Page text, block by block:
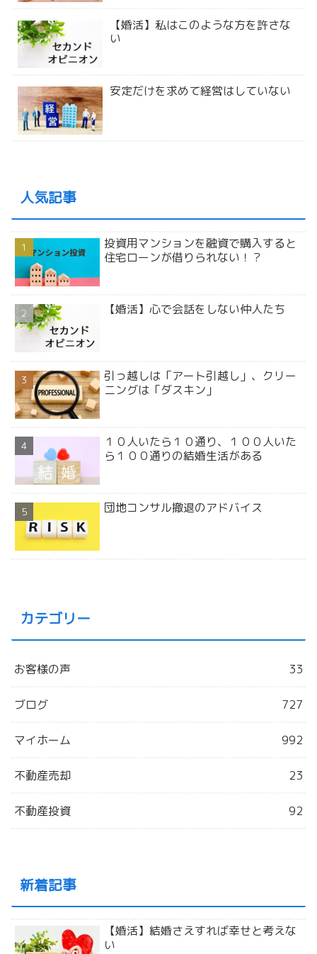
【婚活】私はこのような方を許さな
い
安定だけを求めて経営はしていない
人気記事
投資用マンションを融資で購入すると
住宅ローンが借りられない！？
【婚活】心で会話をしない仲人たち
引っ越しは「アート引越し」、クリー
ニングは「ダスキン」
１０人いたら１０通り、１００人いた
ら１００通りの結婚生活がある
団地コンサル撤退のアドバイス
カテゴリー
お客様の声 33
ブログ 727
マイホーム 992
不動産売却 23
不動産投資 92
新着記事
【婚活】結婚さえすれば幸せと考えな
い